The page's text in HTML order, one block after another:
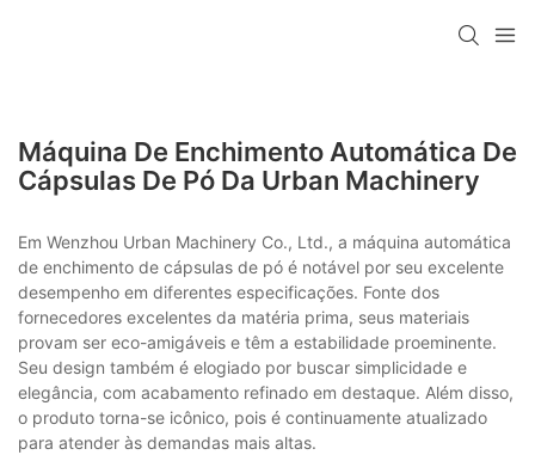
Máquina De Enchimento Automática De
Cápsulas De Pó Da Urban Machinery
Em Wenzhou Urban Machinery Co., Ltd., a máquina automática
de enchimento de cápsulas de pó é notável por seu excelente
desempenho em diferentes especificações. Fonte dos
fornecedores excelentes da matéria prima, seus materiais
provam ser eco-amigáveis e têm a estabilidade proeminente.
Seu design também é elogiado por buscar simplicidade e
elegância, com acabamento refinado em destaque. Além disso,
o produto torna-se icônico, pois é continuamente atualizado
para atender às demandas mais altas.